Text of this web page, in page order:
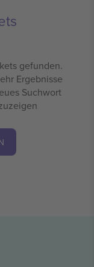
gefunden.
Ergebnisse
Suchwort